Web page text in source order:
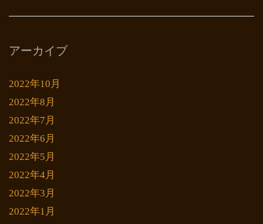
アーカイブ
2022年10月
2022年8月
2022年7月
2022年6月
2022年5月
2022年4月
2022年3月
2022年1月